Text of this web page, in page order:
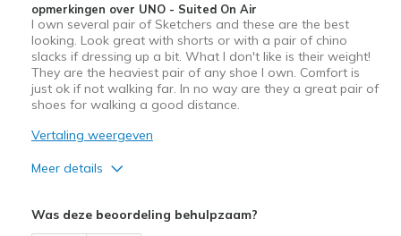
opmerkingen over UNO - Suited On Air
I own several pair of Sketchers and these are the best
looking. Look great with shorts or with a pair of chino
slacks if dressing up a bit. What I don't like is their weight!
They are the heaviest pair of any shoe I own. Comfort is
just ok if not walking far. In no way are they a great pair of
shoes for walking a good distance.
Vertaling weergeven
Meer details
Was deze beoordeling behulpzaam?